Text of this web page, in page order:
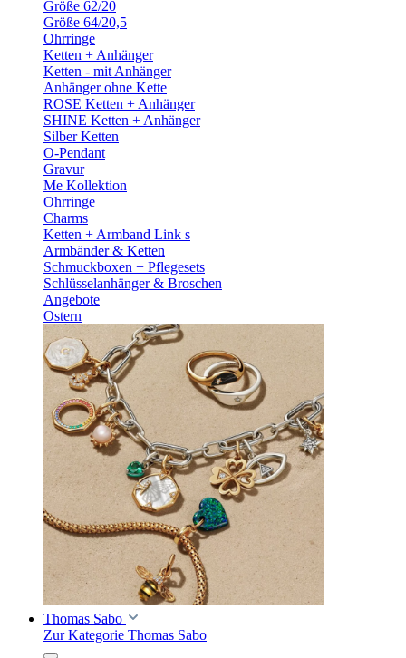
Größe 62/20
Größe 64/20,5
Ohrringe
Ketten + Anhänger
Ketten - mit Anhänger
Anhänger ohne Kette
ROSE Ketten + Anhänger
SHINE Ketten + Anhänger
Silber Ketten
O-Pendant
Gravur
Me Kollektion
Ohrringe
Charms
Ketten + Armband Link s
Armbänder & Ketten
Schmuckboxen + Pflegesets
Schlüsselanhänger & Broschen
Angebote
Ostern
Thomas Sabo
Zur Kategorie Thomas Sabo